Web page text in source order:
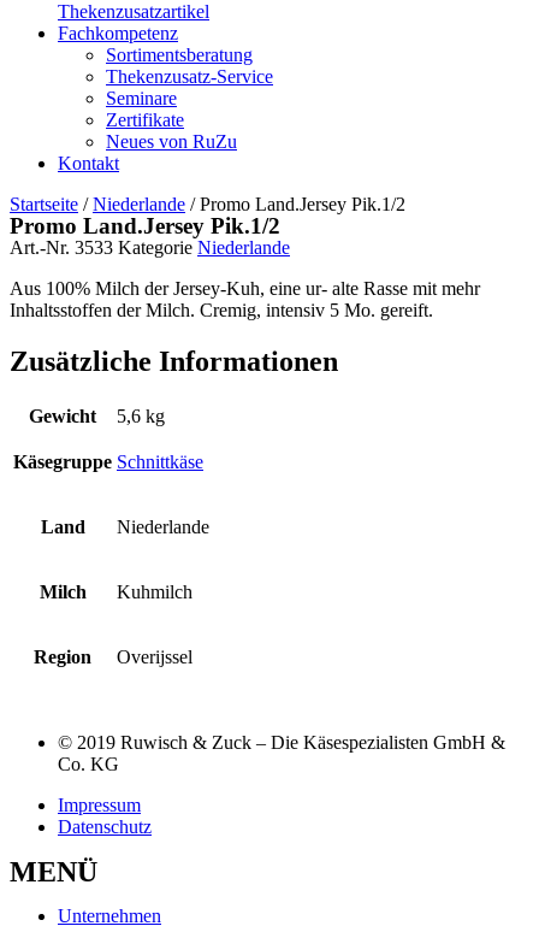
Thekenzusatzartikel
Fachkompetenz
Sortimentsberatung
Thekenzusatz-Service
Seminare
Zertifikate
Neues von RuZu
Kontakt
Startseite /Niederlande / Promo Land.Jersey Pik.1/2
Promo Land.Jersey Pik.1/2
Art.-Nr. 3533 Kategorie Niederlande
Aus 100% Milch der Jersey-Kuh, eine ur- alte Rasse mit mehr
Inhaltsstoffen der Milch. Cremig, intensiv 5 Mo. gereift.
Zusätzliche Informationen
Gewicht 5,6 kg
Käsegruppe Schnittkäse
Land Niederlande
Milch Kuhmilch
Region Overijssel
© 2019 Ruwisch & Zuck – Die Käsespezialisten GmbH &
Co. KG
Impressum
Datenschutz
MENÜ
Unternehmen